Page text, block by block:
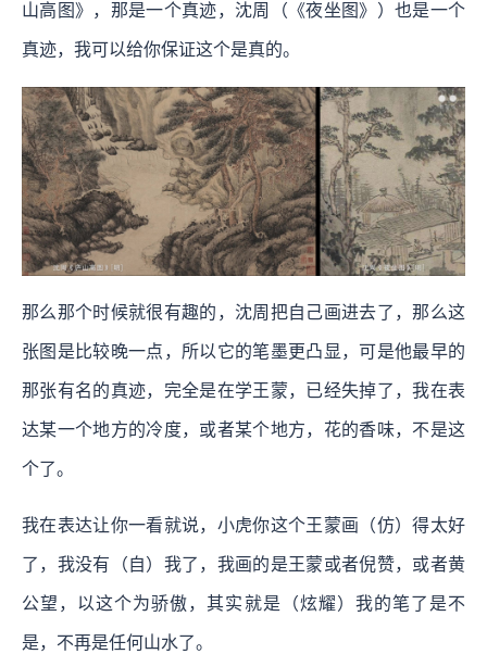
山高图》，那是一个真迹，沈周（《夜坐图》）也是一个
真迹，我可以给你保证这个是真的。
那么那个时候就很有趣的，沈周把自己画进去了，那么这
张图是比较晚一点，所以它的笔墨更凸显，可是他最早的
那张有名的真迹，完全是在学王蒙，已经失掉了，我在表
达某一个地方的冷度，或者某个地方，花的香味，不是这
个了。
我在表达让你一看就说，小虎你这个王蒙画（仿）得太好
了，我没有（自）我了，我画的是王蒙或者倪赞，或者黄
公望，以这个为骄傲，其实就是（炫耀）我的笔了是不
是，不再是任何山水了。